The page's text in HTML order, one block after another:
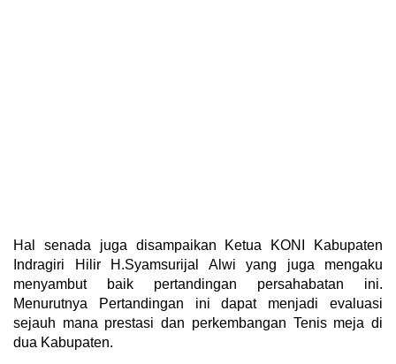
Hal senada juga disampaikan Ketua KONI Kabupaten
Indragiri Hilir H.Syamsurijal Alwi yang juga mengaku
menyambut baik pertandingan persahabatan ini.
Menurutnya Pertandingan ini dapat menjadi evaluasi
sejauh mana prestasi dan perkembangan Tenis meja di
dua Kabupaten.